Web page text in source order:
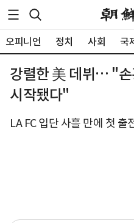
오피니언 정치 사회 국
강렬한 美 데뷔… "손
시작됐다"
LA FC 입단 사흘 만에 첫 출